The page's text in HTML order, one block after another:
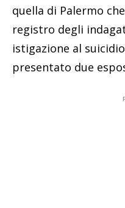
quella di Palermo
registro degli
istigazione al
presentato due